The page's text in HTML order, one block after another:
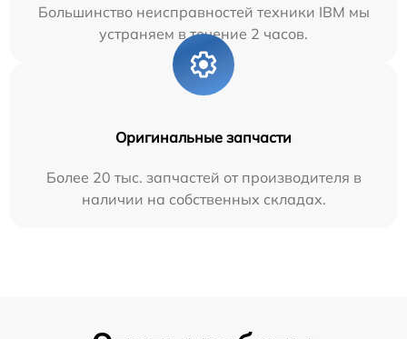
Большинство неисправностей техники IBM мы
устраняем в течение 2 часов.
Оригинальные запчасти
Более 20 тыс. запчастей от производителя в
наличии на собственных складах.